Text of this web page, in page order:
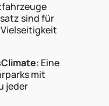
sind für
: Eine
mit
jeder